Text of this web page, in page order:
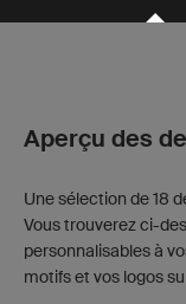
Aperçu des
Une sélection de 18
Vous trouverez ci-
personnalisables à
motifs et vos logos